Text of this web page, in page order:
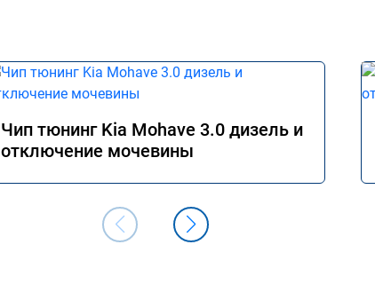
Чип тюнинг Kia Mohave 3.0 дизель и
отключение мочевины